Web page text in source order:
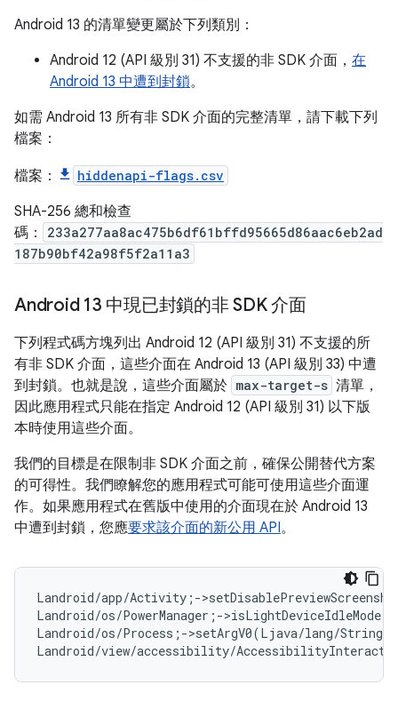
Android 13 的清單變更屬於下列類別：
Android 12 (API 級別 31) 不支援的非 SDK 介面， 在
Android 13 中遭到封鎖。
如需 Android 13 所有非 SDK 介面的完整清單，請下載下列
檔案：
檔案： hiddenapi-flags.csv
SHA-256 總和檢查
碼：
233a277aa8ac475b6df61bffd95665d86aac6eb2ad
187b90bf42a98f5f2a11a3
Android 13 中現已封鎖的非 SDK 介面
下列程式碼方塊列出 Android 12 (API 級別 31) 不支援的所
有非 SDK 介面，這些介面在 Android 13 (API 級別 33) 中遭
到封鎖。也就是說，這些介面屬於 max-target-s 清單，
因此應用程式只能在指定 Android 12 (API 級別 31) 以下版
本時使用這些介面。
我們的目標是在限制非 SDK 介面之前，確保公開替代方案
的可得性。我們瞭解您的應用程式可能可使用這些介面運
作。如果應用程式在舊版中使用的介面現在於 Android 13
中遭到封鎖，您應要求該介面的新公用 API。
Landroid/app/Activity;-
Landroid/os/PowerManager;-
Landroid/os/Process;->setArgV0(Ljava/lang/
Landroid/view/accessibility/